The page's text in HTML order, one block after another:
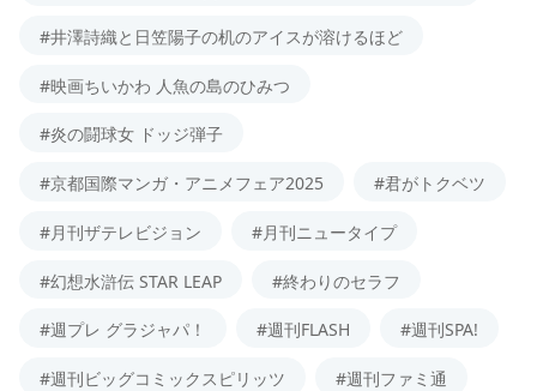
#井澤詩織と日笠陽子の机のアイスが溶けるほど
#映画ちいかわ 人魚の島のひみつ
#炎の闘球女 ドッジ弾子
#京都国際マンガ・アニメフェア2025 #君がトクベツ
#月刊ザテレビジョン #月刊ニュータイプ
#幻想水滸伝 STAR LEAP #終わりのセラフ
#週プレ グラジャパ！ #週刊FLASH #週刊SPA!
#週刊ビッグコミックスピリッツ #週刊ファミ通